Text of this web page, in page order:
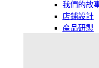
我們的故
店鋪設計
產品研製